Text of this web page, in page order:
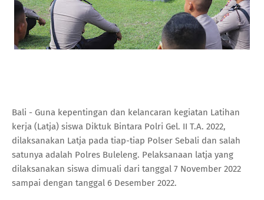
Bali - Guna kepentingan dan kelancaran kegiatan Latihan
kerja (Latja) siswa Diktuk Bintara Polri Gel. II T.A. 2022,
dilaksanakan Latja pada tiap-tiap Polser Sebali dan salah
satunya adalah Polres Buleleng. Pelaksanaan latja yang
dilaksanakan siswa dimuali dari tanggal 7 November 2022
sampai dengan tanggal 6 Desember 2022.